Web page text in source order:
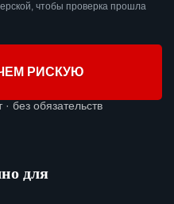
чтобы проверка прошла
РИСКУЮ
без обязательств
для